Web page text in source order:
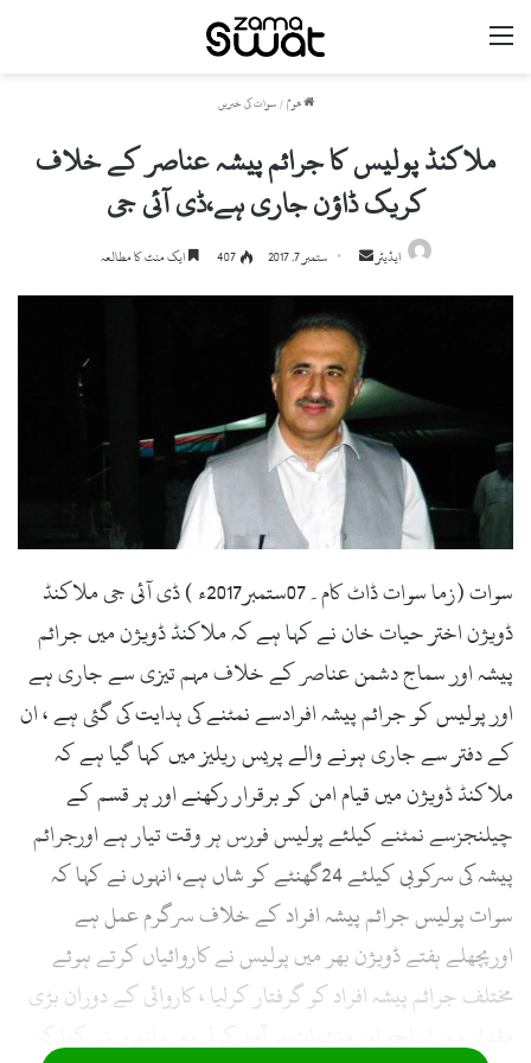
ھوم / سوات کی خبریں
ملاکنڈ پولیس کا جرائم پیشہ عناصر کے خلاف
کریک ڈاؤن جاری ہے،ڈی آئی جی
ایڈیٹر
d
a
n
e
m
ستمبر 7, 2017 407 ایک منٹ کا مطالعہ
سوات (زما سوات ڈاٹ کام۔07ستمبر2017ء ) ڈی آئی جی ملاکنڈ
ڈویژن اختر حیات خان نے کہا ہے کہ ملاکنڈ ڈویژن میں جرائم
پیشہ اور سماج دشمن عناصر کے خلاف مہم تیزی سے جاری ہے
اور پولیس کو جرائم پیشہ افرادسے نمٹنے کی ہدایت کی گئی ہے ، ان
کے دفتر سے جاری ہونے والے پریس ریلیز میں کہا گیا ہے کہ
ملاکنڈ ڈویژن میں قیام امن کو برقرار رکھنے اور ہر قسم کے
چیلنجزسے نمٹنے کیلئے پولیس فورس ہر وقت تیار ہے اورجرائم
پیشہ کی سرکوبی کیلئے 24گھنٹے کو شاں ہے، انہوں نے کہا کہ
سوات پولیس جرائم پیشہ افراد کے خلاف سرگرم عمل ہے
اورپچھلے ہفتے ڈویژن بھر میں پولیس نے کاروائیاں کرتے ہوئے
مختلف جرائم پیشہ افراد کو گرفتار کرلیا ، کاروائی کے دوران بڑی